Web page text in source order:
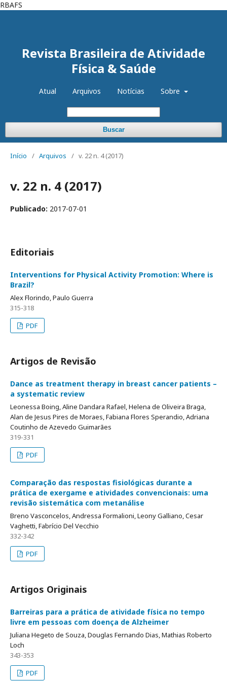
RBAFS
Revista Brasileira de Atividade
Física & Saúde
Atual Arquivos Notícias Sobre
Buscar
Início / Arquivos / v. 22 n. 4 (2017)
v. 22 n. 4 (2017)
Publicado: 2017-07-01
Editoriais
Interventions for Physical Activity Promotion: Where is
Brazil?
Alex Florindo, Paulo Guerra
315-318
PDF
Artigos de Revisão
Dance as treatment therapy in breast cancer patients –
a systematic review
Leonessa Boing, Aline Dandara Rafael, Helena de Oliveira Braga,
Alan de Jesus Pires de Moraes, Fabiana Flores Sperandio, Adriana
Coutinho de Azevedo Guimarães
319-331
PDF
Comparação das respostas fisiológicas durante a
prática de exergame e atividades convencionais: uma
revisão sistemática com metanálise
Breno Vasconcelos, Andressa Formalioni, Leony Galliano, Cesar
Vaghetti, Fabrício Del Vecchio
332-342
PDF
Artigos Originais
Barreiras para a prática de atividade física no tempo
livre em pessoas com doença de Alzheimer
Juliana Hegeto de Souza, Douglas Fernando Dias, Mathias Roberto
Loch
343-353
PDF